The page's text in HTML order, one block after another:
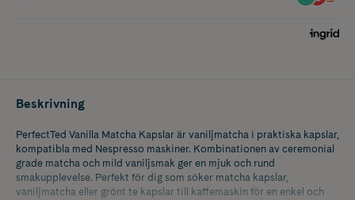
Beskrivning
PerfectTed Vanilla Matcha Kapslar är vaniljmatcha i praktiska kapslar,
kompatibla med Nespresso maskiner. Kombinationen av ceremonial
grade matcha och mild vaniljsmak ger en mjuk och rund
smakupplevelse. Perfekt för dig som söker matcha kapslar,
vaniljmatcha eller grönt te kapslar till kaffemaskin för en enkel och